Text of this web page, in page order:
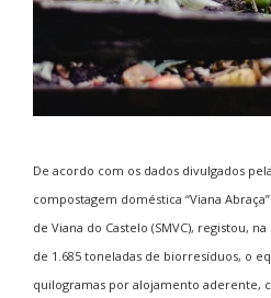
De acordo com os dados divulgados
compostagem doméstica “Viana
de Viana do Castelo (SMVC), registou,
de 1.685 toneladas de biorresíduos, o
quilogramas por alojamento aderente,